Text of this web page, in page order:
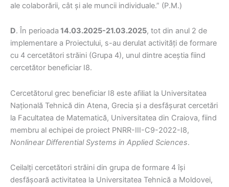
ale colaborării, cât și ale muncii individuale.” (P.M.)
D. În perioada 14.03.2025-21.03.2025, tot din anul 2 de
implementare a Proiectului, s-au derulat activități de formare
cu 4 cercetători străini (Grupa 4), unul dintre aceștia fiind
cercetător beneficiar I8.
Cercetătorul grec beneficiar I8 este afiliat la Universitatea
Națională Tehnică din Atena, Grecia și a desfășurat cercetări
la Facultatea de Matematică, Universitatea din Craiova, fiind
membru al echipei de proiect PNRR-III-C9-2022-I8,
Nonlinear Differential Systems in Applied Sciences.
Ceilalți cercetători străini din grupa de formare 4 își
desfășoară activitatea la Universitatea Tehnică a Moldovei,